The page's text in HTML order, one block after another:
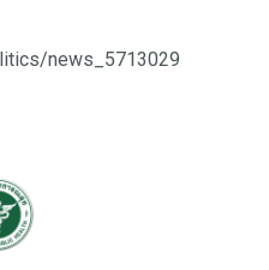
news_5713029